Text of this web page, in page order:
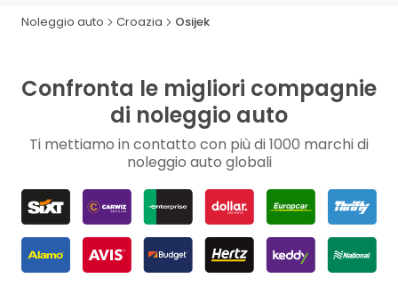
Noleggio auto Croazia Osijek
Confronta le migliori compagnie
di noleggio auto
Ti mettiamo in contatto con più di 1000 marchi di
noleggio auto globali